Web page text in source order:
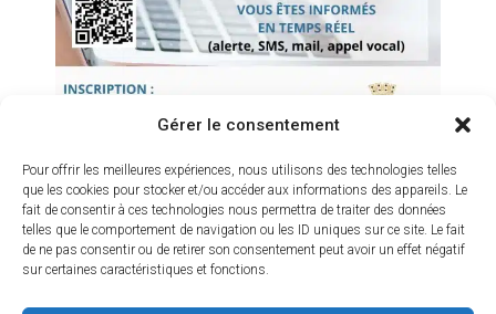
Gérer le consentement
Pour offrir les meilleures expériences, nous utilisons des technologies telles
que les cookies pour stocker et/ou accéder aux informations des appareils. Le
fait de consentir à ces technologies nous permettra de traiter des données
telles que le comportement de navigation ou les ID uniques sur ce site. Le fait
de ne pas consentir ou de retirer son consentement peut avoir un effet négatif
sur certaines caractéristiques et fonctions.
Des lectures pour les enfants se déroulent 1 mercredi
par mois à 10h et à 10h45.
Le club de lecture a lieu 1 vendredi par mois à 16h.
Des spectacles et des ateliers viennent
ponctuellement animer la bibliothèque tout au long de